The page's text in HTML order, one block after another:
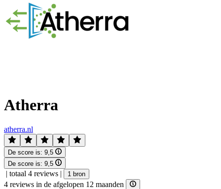
Atherra
atherra.nl
De score is: 9,5
De score is: 9,5
| totaal 4 reviews | 1 bron
4 reviews in de afgelopen 12 maanden